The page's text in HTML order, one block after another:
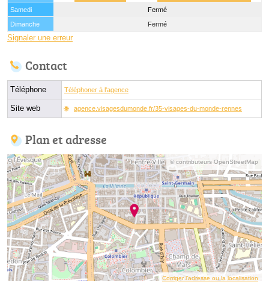
Samedi
Fermé
Dimanche
Fermé
Signaler une erreur
Contact
Téléphone Téléphoner à l'agence
Site web agence.visagesdumonde.fr/35-visages-du-monde-rennes
Plan et adresse
© contributeurs OpenStreetMap
Corriger l’adresse ou la localisation